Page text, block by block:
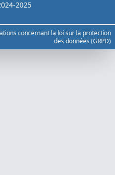
2025
concernant la loi sur la protection
des données (GRPD)